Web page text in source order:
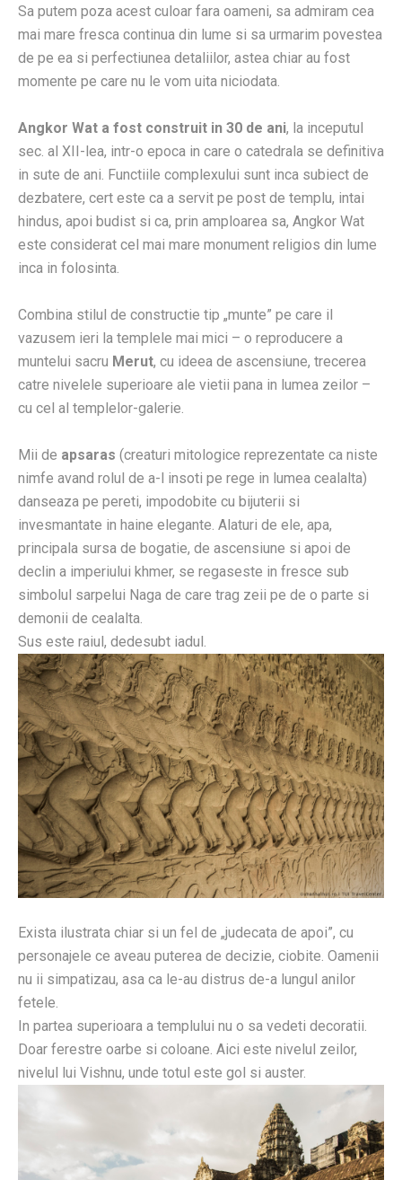
Sa putem poza acest culoar fara oameni, sa admiram cea
mai mare fresca continua din lume si sa urmarim povestea
de pe ea si perfectiunea detaliilor, astea chiar au fost
momente pe care nu le vom uita niciodata.
Angkor Wat a fost construit in 30 de ani, la inceputul
sec. al XII-lea, intr-o epoca in care o catedrala se definitiva
in sute de ani. Functiile complexului sunt inca subiect de
dezbatere, cert este ca a servit pe post de templu, intai
hindus, apoi budist si ca, prin amploarea sa, Angkor Wat
este considerat cel mai mare monument religios din lume
inca in folosinta.
Combina stilul de constructie tip „munte” pe care il
vazusem ieri la templele mai mici – o reproducere a
muntelui sacru Merut, cu ideea de ascensiune, trecerea
catre nivelele superioare ale vietii pana in lumea zeilor –
cu cel al templelor-galerie.
Mii de apsaras (creaturi mitologice reprezentate ca niste
nimfe avand rolul de a-l insoti pe rege in lumea cealalta)
danseaza pe pereti, impodobite cu bijuterii si
invesmantate in haine elegante. Alaturi de ele, apa,
principala sursa de bogatie, de ascensiune si apoi de
declin a imperiului khmer, se regaseste in fresce sub
simbolul sarpelui Naga de care trag zeii pe de o parte si
demonii de cealalta.
Sus este raiul, dedesubt iadul.
Exista ilustrata chiar si un fel de „judecata de apoi”, cu
personajele ce aveau puterea de decizie, ciobite. Oamenii
nu ii simpatizau, asa ca le-au distrus de-a lungul anilor
fetele.
In partea superioara a templului nu o sa vedeti decoratii.
Doar ferestre oarbe si coloane. Aici este nivelul zeilor,
nivelul lui Vishnu, unde totul este gol si auster.